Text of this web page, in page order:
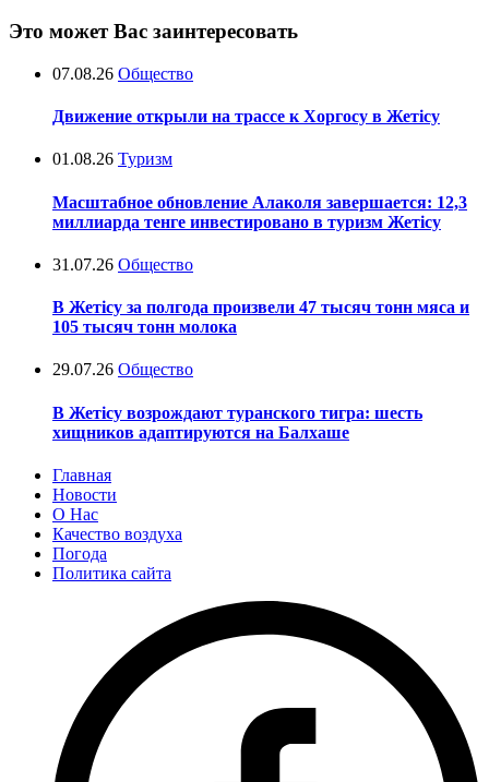
Это может Вас заинтересовать
07.08.26 Общество
Движение открыли на трассе к Хоргосу в Жетісу
01.08.26 Туризм
Масштабное обновление Алаколя завершается: 12,3
миллиарда тенге инвестировано в туризм Жетісу
31.07.26 Общество
В Жетісу за полгода произвели 47 тысяч тонн мяса и
105 тысяч тонн молока
29.07.26 Общество
В Жетісу возрождают туранского тигра: шесть
хищников адаптируются на Балхаше
Главная
Новости
О Нас
Качество воздуха
Погода
Политика сайта